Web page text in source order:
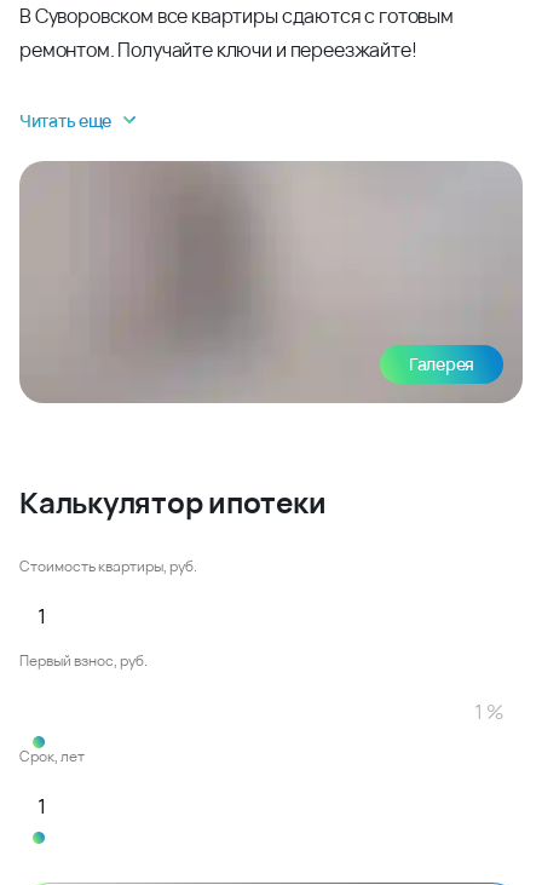
В Суворовском все квартиры сдаются с готовым
ремонтом. Получайте ключи и переезжайте!
Читать еще
Галерея
Калькулятор ипотеки
Стоимость квартиры, руб.
Первый взнос, руб.
Срок, лет